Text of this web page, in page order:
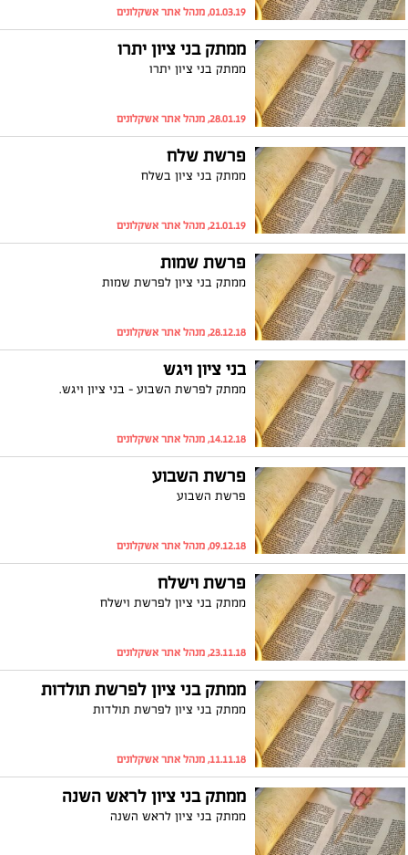
01.03.19, מנהל אתר אשקלונים
ממתק בני ציון יתרו
ממתק בני ציון יתרו
28.01.19, מנהל אתר אשקלונים
פרשת שלח
ממתק בני ציון בשלח
21.01.19, מנהל אתר אשקלונים
פרשת שמות
ממתק בני ציון לפרשת שמות
28.12.18, מנהל אתר אשקלונים
בני ציון ויגש
ממתק לפרשת השבוע - בני ציון ויגש.
14.12.18, מנהל אתר אשקלונים
פרשת השבוע
פרשת השבוע
09.12.18, מנהל אתר אשקלונים
פרשת וישלח
ממתק בני ציון לפרשת וישלח
23.11.18, מנהל אתר אשקלונים
ממתק בני ציון לפרשת תולדות
ממתק בני ציון לפרשת תולדות
11.11.18, מנהל אתר אשקלונים
ממתק בני ציון לראש השנה
ממתק בני ציון לראש השנה